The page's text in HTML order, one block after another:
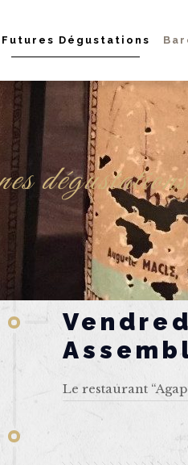
Futures Dégustations
dégustations
Le restaurant